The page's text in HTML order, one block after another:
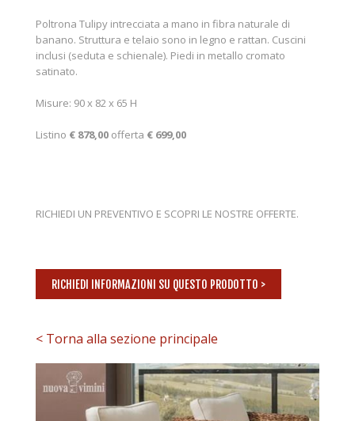
MOBILI IN GIUNCO
Poltrona Tulipy intrecciata a mano in fibra naturale di
banano. Struttura e telaio sono in legno e rattan. Cuscini
inclusi (seduta e schienale). Piedi in metallo cromato
satinato.
Misure: 90 x 82 x 65 H
Listino € 878,00 offerta € 699,00
RICHIEDI UN PREVENTIVO E SCOPRI LE NOSTRE OFFERTE.
RICHIEDI INFORMAZIONI SU QUESTO PRODOTTO >
< Torna alla sezione principale